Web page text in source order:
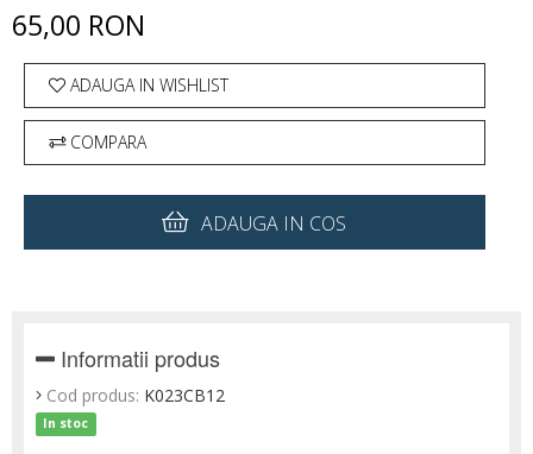
65,00 RON
ADAUGA IN WISHLIST
COMPARA
ADAUGA IN COS
Informatii produs
Cod produs: K023CB12
In stoc